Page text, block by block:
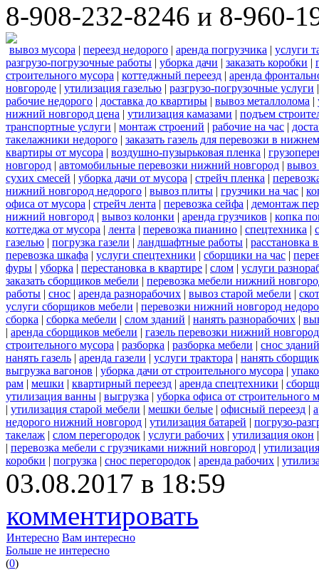
8-908-232-8246 и 8-960-
вывоз мусора | переезд недорого | аренда погрузчика | услуги
разгрузо-погрузочные работы | уборка дачи | заказать коробки |
строительного мусора | коттеджный переезд | аренда
новгороде | утилизация газелью | разгрузо-погрузочные услуги
рабочие недорого | доставка до квартиры | вывоз металлолома |
нижний новгород цена | утилизация камазами | подъем
транспортные услуги | монтаж строений | рабочие на час |
такелажники недорого | заказать газель для перевозки в
квартиры от мусора | воздушно-пузырьковая пленка |
новгород | автомобильные перевозки нижний новгород | вывоз
сухих смесей | уборка дачи от мусора | стрейч пленка |
нижний новгород недорого | вывоз плиты | грузчики на час |
офиса от мусора | стрейч лента | перевозка сейфа | демонтаж
нижний новгород | вывоз колонки | аренда грузчиков | копка
коттеджа от мусора | лента | перевозка пианино | спецтехника |
газелью | погрузка газели | ландшафтные работы | расстановка
перевозка шкафа | услуги спецтехники | сборщики на час |
фуры | уборка | перестановка в квартире | слом | услуги
заказать сборщиков мебели | перевозка мебели нижний
работы | снос | аренда разнорабочих | вывоз старой мебели |
услуги сборщиков мебели | перевозки нижний новгород
сборка | сборка мебели | слом зданий | нанять разнорабочих |
| аренда сборщиков мебели | газель перевозки нижний новгород
строительного мусора | разборка | разборка мебели | снос зданий
нанять газель | аренда газели | услуги трактора | нанять
выгрузка вагонов | уборка дачи от строительного мусора |
рам | мешки | квартирный переезд | аренда спецтехники |
утилизация ванны | выгрузка | уборка офиса от строительного
| утилизация старой мебели | мешки белые | офисный переезд |
недорого нижний новгород | утилизация батарей | погрузо-
такелаж | слом перегородок | услуги рабочих | утилизация окон
| перевозка мебели с грузчиками нижний новгород |
коробки | погрузка | снос перегородок | аренда рабочих |
03.08.2017 в 18:59
комментировать
Интересно Вам интересно
Больше не интересно
(0)